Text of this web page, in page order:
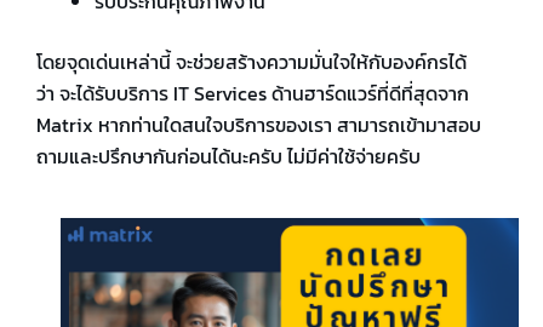
โดยจุดเด่นเหล่านี้ จะช่วยสร้างความมั่นใจให้กับองค์กรได้
ว่า จะได้รับบริการ IT Services ด้านฮาร์ดแวร์ที่ดีที่สุดจาก
Matrix หากท่านใดสนใจบริการของเรา สามารถเข้ามาสอบ
ถามและปรึกษากันก่อนได้นะครับ ไม่มีค่าใช้จ่ายครับ